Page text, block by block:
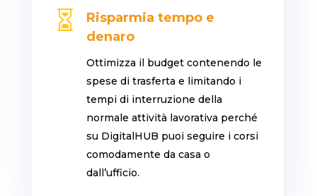

Risparmia tempo e
denaro
Ottimizza il budget contenendo le
spese di trasferta e limitando i
tempi di interruzione della
normale attività lavorativa perché
su DigitalHUB puoi seguire i corsi
comodamente da casa o
dall’ufficio.